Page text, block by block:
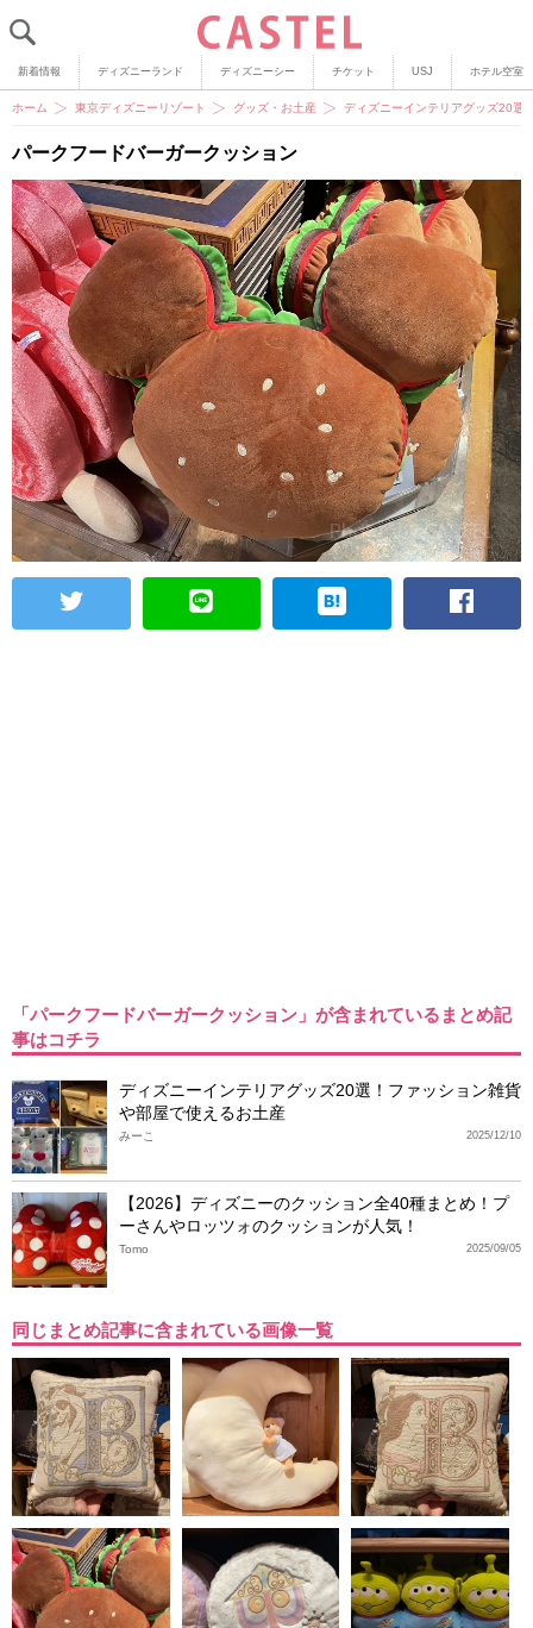
新着情報 ディズニーランド ディズニーシー チケット USJ ホテル空室
ホーム 東京ディズニーリゾート グッズ・お土産 ディズニーインテリアグッズ20選
パークフードバーガークッション
「パークフードバーガークッション」が含まれているまとめ記
事はコチラ
ディズニーインテリアグッズ20選！ファッション雑貨
や部屋で使えるお土産
2025/12/10
みーこ
【2026】ディズニーのクッション全40種まとめ！プ
ーさんやロッツォのクッションが人気！
2025/09/05
Tomo
同じまとめ記事に含まれている画像一覧